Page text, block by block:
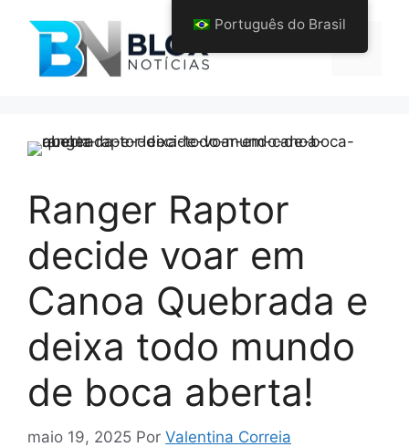
conteúdo
Menu
Ranger Raptor
decide voar em
Canoa Quebrada e
deixa todo mundo
de boca aberta!
maio 19, 2025 Por Valentina Correia
Português do Brasil